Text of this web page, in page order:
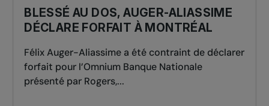
BLESSÉ AU DOS, AUGER-ALIASSIME
DÉCLARE FORFAIT À MONTRÉAL
Félix Auger-Aliassime a été contraint de déclarer
forfait pour l’Omnium Banque Nationale
présenté par Rogers,...